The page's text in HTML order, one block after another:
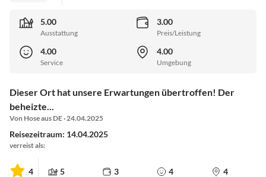
5.00
Ausstattung
3.00
Preis/Leistung
4.00
Service
4.00
Umgebung
Dieser Ort hat unsere Erwartungen übertroffen! Der
beheizte...
Von Hose aus DE · 24.04.2025
Reisezeitraum: 14.04.2025
verreist als:
4 5 3 4 4